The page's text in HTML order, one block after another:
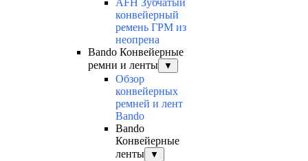
AFH Зубчатый
конвейерный
ремень ГРМ из
неопрена
Bando Конвейерные
ремни и ленты
▼
Обзор
конвейерных
ремней и лент
Bando
Bando
Конвейерные
ленты
▼